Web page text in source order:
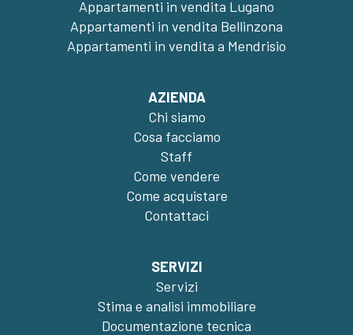
Appartamenti in vendita Lugano
Appartamenti in vendita Bellinzona
Appartamenti in vendita a Mendrisio
AZIENDA
Chi siamo
Cosa facciamo
Staff
Come vendere
Come acquistare
Contattaci
SERVIZI
Servizi
Stima e analisi immobiliare
Documentazione tecnica